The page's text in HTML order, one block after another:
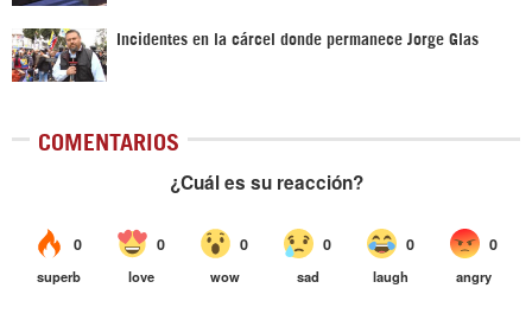
Incidentes en la cárcel donde permanece Jorge Glas
COMENTARIOS